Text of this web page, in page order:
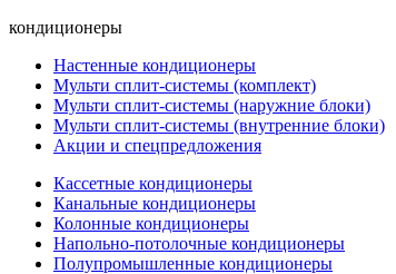
кондиционеры
Настенные кондиционеры
Мульти сплит-системы (комплект)
Мульти сплит-системы (наружние блоки)
Мульти сплит-системы (внутренние блоки)
Акции и спецпредложения
Кассетные кондиционеры
Канальные кондиционеры
Колонные кондиционеры
Напольно-потолочные кондиционеры
Полупромышленные кондиционеры